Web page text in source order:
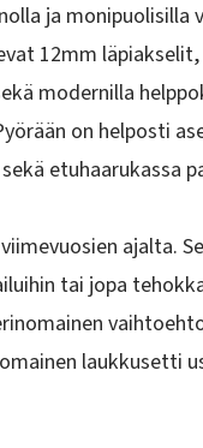
ja
12mm
modernilla
on helposti
etuhaarukassa
tai jopa
laukkusetti